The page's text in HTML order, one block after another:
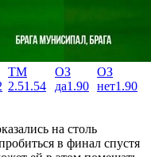
ТМ
2.51.54
ОЗ
да1.90
ОЗ
нет1.90
на столь
в финал спустя